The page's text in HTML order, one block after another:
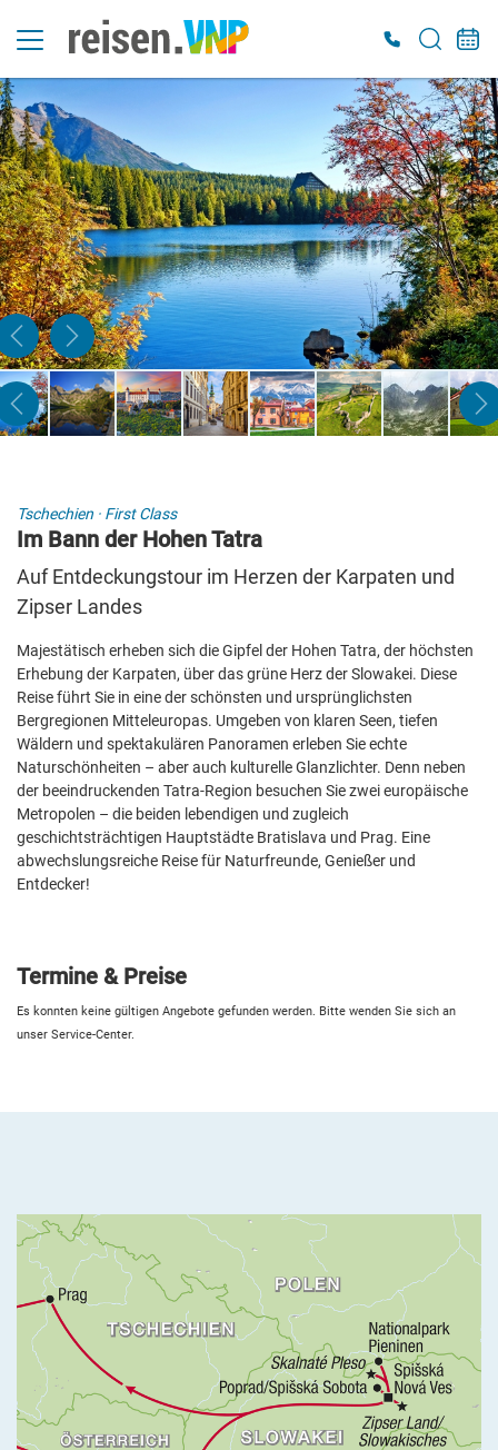
Es konnten keine gültigen Angebote gefunden werden. Bitte wenden Sie sich an
unser Service-Center.
Tschechien · First Class
Im Bann der Hohen Tatra
Auf Entdeckungstour im Herzen der Karpaten und
Zipser Landes
Majestätisch erheben sich die Gipfel der Hohen Tatra, der höchsten
Erhebung der Karpaten, über das grüne Herz der Slowakei. Diese
Reise führt Sie in eine der schönsten und ursprünglichsten
Bergregionen Mitteleuropas. Umgeben von klaren Seen, tiefen
Wäldern und spektakulären Panoramen erleben Sie echte
Naturschönheiten – aber auch kulturelle Glanzlichter. Denn neben
der beeindruckenden Tatra-Region besuchen Sie zwei europäische
Metropolen – die beiden lebendigen und zugleich
geschichtsträchtigen Hauptstädte Bratislava und Prag. Eine
abwechslungsreiche Reise für Naturfreunde, Genießer und
Entdecker!
Termine & Preise
Es konnten keine gültigen Angebote gefunden werden. Bitte wenden Sie sich an
unser Service-Center.